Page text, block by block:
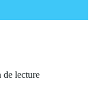
de lecture